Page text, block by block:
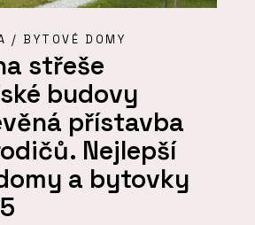
/ BYTOVÉ DOMY
střeše
budovy
přístavba
Nejlepší
a bytovky